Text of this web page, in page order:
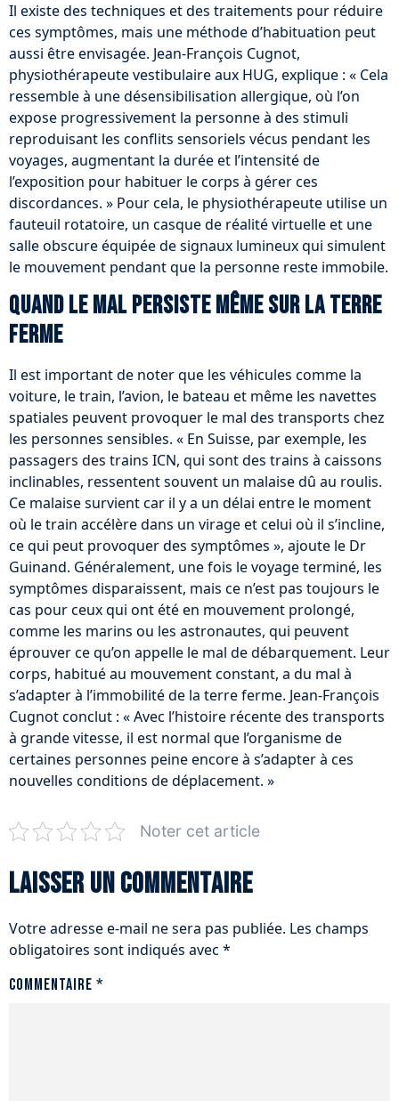
Il existe des techniques et des traitements pour réduire
ces symptômes, mais une méthode d’habituation peut
aussi être envisagée. Jean-François Cugnot,
physiothérapeute vestibulaire aux HUG, explique : « Cela
ressemble à une désensibilisation allergique, où l’on
expose progressivement la personne à des stimuli
reproduisant les conflits sensoriels vécus pendant les
voyages, augmentant la durée et l’intensité de
l’exposition pour habituer le corps à gérer ces
discordances. » Pour cela, le physiothérapeute utilise un
fauteuil rotatoire, un casque de réalité virtuelle et une
salle obscure équipée de signaux lumineux qui simulent
le mouvement pendant que la personne reste immobile.
Quand le mal persiste même sur la terre
ferme
Il est important de noter que les véhicules comme la
voiture, le train, l’avion, le bateau et même les navettes
spatiales peuvent provoquer le mal des transports chez
les personnes sensibles. « En Suisse, par exemple, les
passagers des trains ICN, qui sont des trains à caissons
inclinables, ressentent souvent un malaise dû au roulis.
Ce malaise survient car il y a un délai entre le moment
où le train accélère dans un virage et celui où il s’incline,
ce qui peut provoquer des symptômes », ajoute le Dr
Guinand. Généralement, une fois le voyage terminé, les
symptômes disparaissent, mais ce n’est pas toujours le
cas pour ceux qui ont été en mouvement prolongé,
comme les marins ou les astronautes, qui peuvent
éprouver ce qu’on appelle le mal de débarquement. Leur
corps, habitué au mouvement constant, a du mal à
s’adapter à l’immobilité de la terre ferme. Jean-François
Cugnot conclut : « Avec l’histoire récente des transports
à grande vitesse, il est normal que l’organisme de
certaines personnes peine encore à s’adapter à ces
nouvelles conditions de déplacement. »
Noter cet article
Laisser un commentaire
Votre adresse e-mail ne sera pas publiée. Les champs
obligatoires sont indiqués avec *
Commentaire *